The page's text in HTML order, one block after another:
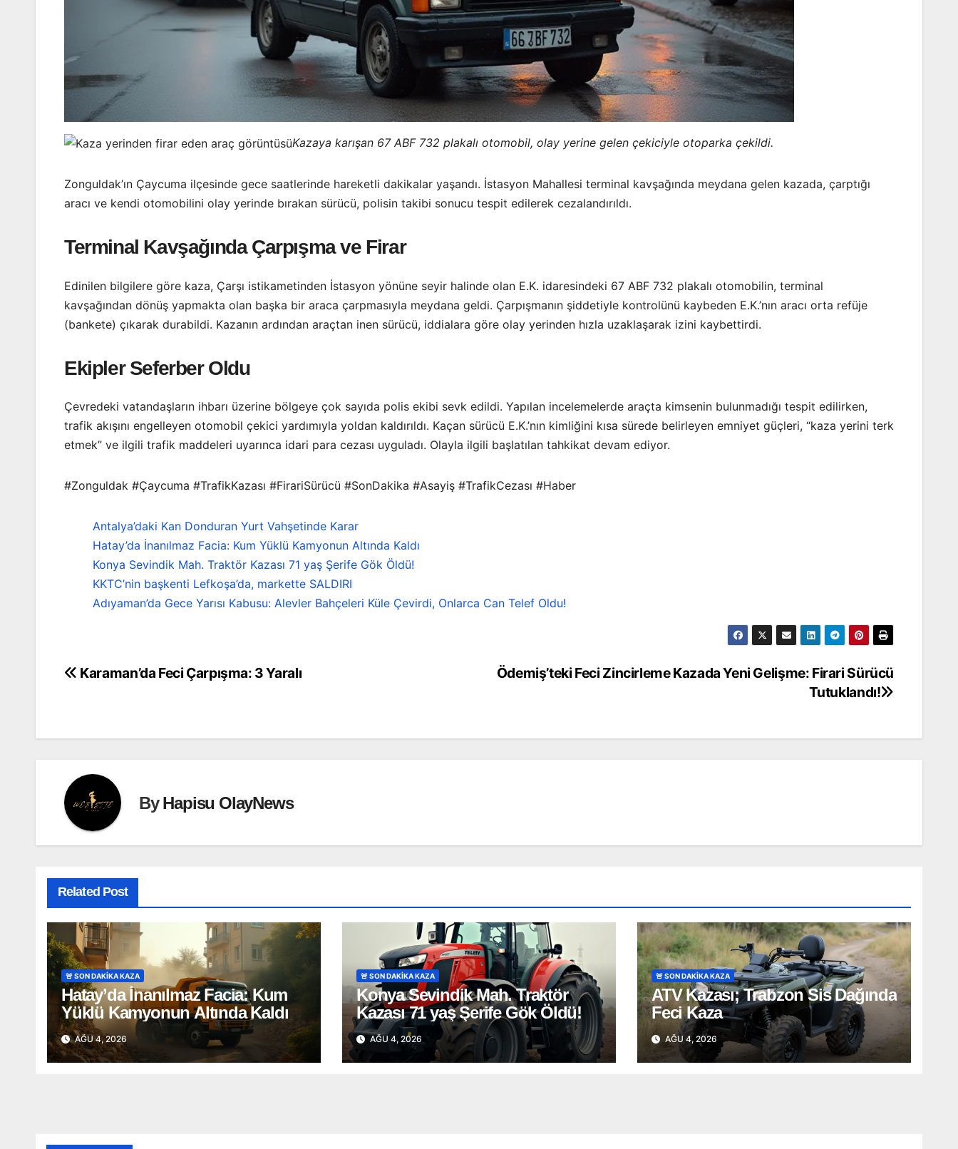
Kazaya karışan 67 ABF 732 plakalı otomobil, olay yerine gelen çekiciyle otoparka çekildi.
Zonguldak’ın Çaycuma ilçesinde gece saatlerinde hareketli dakikalar yaşandı. İstasyon Mahallesi terminal kavşağında meydana gelen kazada, çarptığı
aracı ve kendi otomobilini olay yerinde bırakan sürücü, polisin takibi sonucu tespit edilerek cezalandırıldı.
Terminal Kavşağında Çarpışma ve Firar
Edinilen bilgilere göre kaza, Çarşı istikametinden İstasyon yönüne seyir halinde olan E.K. idaresindeki 67 ABF 732 plakalı otomobilin, terminal
kavşağından dönüş yapmakta olan başka bir araca çarpmasıyla meydana geldi. Çarpışmanın şiddetiyle kontrolünü kaybeden E.K.’nın aracı orta refüje
(bankete) çıkarak durabildi. Kazanın ardından araçtan inen sürücü, iddialara göre olay yerinden hızla uzaklaşarak izini kaybettirdi.
Ekipler Seferber Oldu
Çevredeki vatandaşların ihbarı üzerine bölgeye çok sayıda polis ekibi sevk edildi. Yapılan incelemelerde araçta kimsenin bulunmadığı tespit edilirken,
trafik akışını engelleyen otomobil çekici yardımıyla yoldan kaldırıldı. Kaçan sürücü E.K.’nın kimliğini kısa sürede belirleyen emniyet güçleri, “kaza yerini terk
etmek” ve ilgili trafik maddeleri uyarınca idari para cezası uyguladı. Olayla ilgili başlatılan tahkikat devam ediyor.
#Zonguldak #Çaycuma #TrafikKazası #FirariSürücü #SonDakika #Asayiş #TrafikCezası #Haber
Antalya’daki Kan Donduran Yurt Vahşetinde Karar
Hatay’da İnanılmaz Facia: Kum Yüklü Kamyonun Altında Kaldı
Konya Sevindik Mah. Traktör Kazası 71 yaş Şerife Gök Öldü!
KKTC’nin başkenti Lefkoşa’da, markette SALDIRI
Adıyaman’da Gece Yarısı Kabusu: Alevler Bahçeleri Küle Çevirdi, Onlarca Can Telef Oldu!
Yazı
Ödemiş’teki Feci Zincirleme Kazada Yeni Gelişme: Firari Sürücü
Tutuklandı!
Karaman’da Feci Çarpışma: 3 Yaralı
ByHapisu OlayNews
Related Post
🚨 SON DAKİKA KAZA
Hatay’da İnanılmaz Facia: Kum
Yüklü Kamyonun Altında Kaldı
AĞU 4, 2026
🚨 SON DAKİKA KAZA
Konya Sevindik Mah. Traktör
Kazası 71 yaş Şerife Gök Öldü!
AĞU 4, 2026
🚨 SON DAKİKA KAZA
ATV Kazası; Trabzon Sis Dağında
Feci Kaza
AĞU 4, 2026